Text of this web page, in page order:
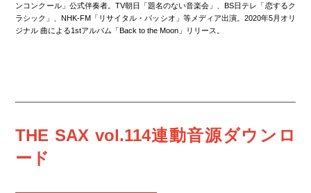
ンコンクール」公式伴奏者。TV朝日「題名のない音楽会」、BS日テレ「恋するク
ラシック」、NHK-FM「リサイタル・パッシオ」等メディア出演。2020年5月オリ
ジナル 曲による1stアルバム「Back to the Moon」リリース。
THE SAX vol.114連動音源ダウンロ
ード